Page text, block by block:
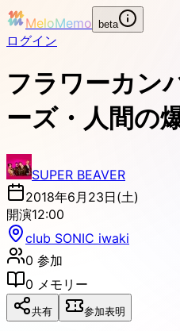
MeloMemo beta
ログイン
フラワーカン
ーズ・人間の
SUPER BEAVER
2018年6月23日(土)
開演12:00
club SONIC iwaki
0 参加
0 メモリー
共有 参加表明